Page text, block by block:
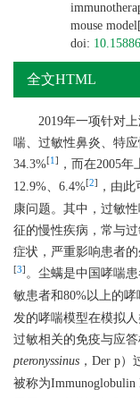
mouse
doi:
全文HTML
2019年一项针对
喘、过敏性鼻炎、特应
34.3%[1 ]
，而在2005
12.9%、6.4%[2]
，由
康问题。其中，过敏
征的慢性疾病，常与
症状，严重影响患者
[3] 。尘螨是中国哮喘
敏患者和80%以上的
发的哮喘模型在模拟
过敏相关的免疫与应
pteronyssinus ，Der p
被称为